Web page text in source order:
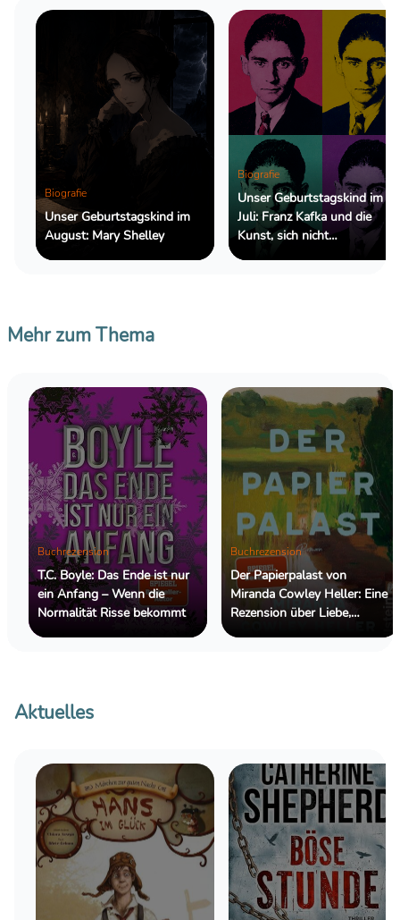
Biografie
Unser Geburtstagskind im
August: Mary Shelley
Biografie
Unser Geburtstagskind im
Juli: Franz Kafka und die
Kunst, sich nicht
zurechtzufinden
Mehr zum Thema
Buchrezension
T.C. Boyle: Das Ende ist nur
ein Anfang – Wenn die
Normalität Risse bekommt
Buchrezension
Der Papierpalast von
Miranda Cowley Heller: Eine
Rezension über Liebe,
Erinnerung und die
Aktuelles